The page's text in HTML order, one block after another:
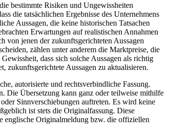
bestimmte Risiken und Ungewissheiten
die tatsächlichen Ergebnisse des Unternehmens
Aussagen, die keine historischen Tatsachen
Erwartungen auf realistischen Annahmen
von jenen der zukunftsgerichteten Aussagen
zählen unter anderem die Marktpreise, die
dass sich solche Aussagen als richtig
zukunftsgerichtete Aussagen zu aktualisieren.
autorisierte und rechtsverbindliche Fassung.
Die Übersetzung kann ganz oder teilweise mithilfe
Sinnverschiebungen auftreten. Es wird keine
ist stets die Originalfassung. Diese
englische Originalmeldung bzw. die offiziellen